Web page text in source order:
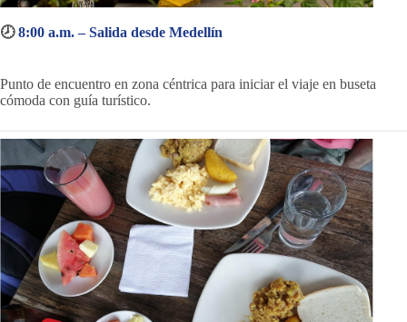
🕗8:00 a.m. – Salida desde Medellín
Punto de encuentro en zona céntrica para iniciar el viaje en buseta
cómoda con guía turístico.